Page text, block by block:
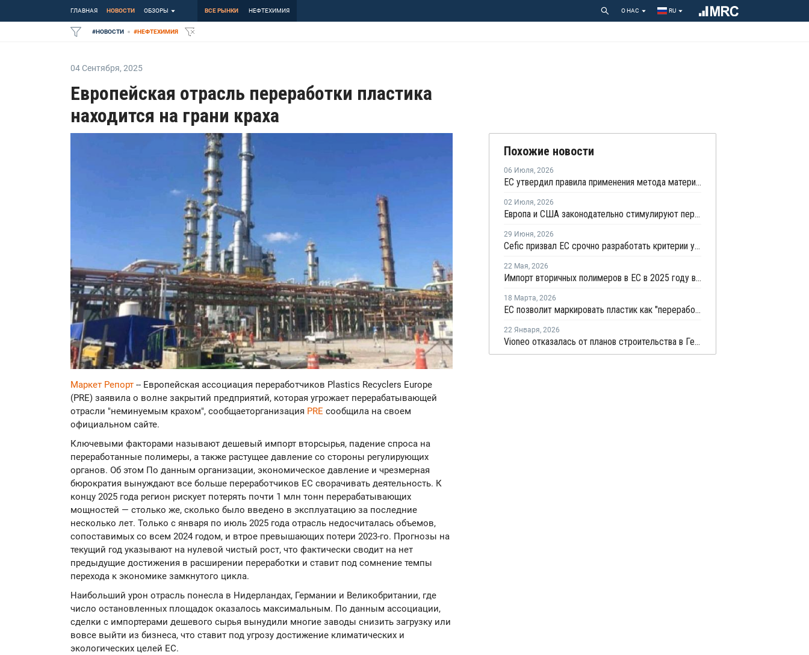
ГЛАВНАЯ НОВОСТИ ОБЗОРЫ ВСЕ РЫНКИ НЕФТЕХИМИЯ О НАС RU
#НОВОСТИ #НЕФТЕХИМИЯ
04 Сентября, 2025
Европейская отрасль переработки пластика
находится на грани краха
Маркет Репорт -- Европейская ассоциация переработчиков Plastics Recyclers Europe
(PRE) заявила о волне закрытий предприятий, которая угрожает перерабатывающей
отрасли "неминуемым крахом", сообщаеторганизация PRE сообщила на своем
официальном сайте.
Ключевыми факторами называют дешевый импорт вторсырья, падение спроса на
переработанные полимеры, а также растущее давление со стороны регулирующих
органов. Об этом По данным организации, экономическое давление и чрезмерная
бюрократия вынуждают все больше переработчиков ЕС сворачивать деятельность. К
концу 2025 года регион рискует потерять почти 1 млн тонн перерабатывающих
мощностей — столько же, сколько было введено в эксплуатацию за последние
несколько лет. Только с января по июль 2025 года отрасль недосчиталась объемов,
сопоставимых со всем 2024 годом, и втрое превышающих потери 2023-го. Прогнозы на
текущий год указывают на нулевой чистый рост, что фактически сводит на нет
предыдущие достижения в расширении переработки и ставит под сомнение темпы
перехода к экономике замкнутого цикла.
Наибольший урон отрасль понесла в Нидерландах, Германии и Великобритании, где
число остановленных площадок оказалось максимальным. По данным ассоциации,
сделки с импортерами дешевого сырья вынудили многие заводы снизить загрузку или
вовсе выйти из бизнеса, что ставит под угрозу достижение климатических и
экологических целей ЕС.
Похожие новости
06 Июля, 2026
ЕС утвердил правила применения метода материального баланса для химической переработки ПЭТ-бутылок
02 Июля, 2026
Европа и США законодательно стимулируют переработку гибкой пластиковой упаковки
29 Июня, 2026
Сefic призвал ЕС срочно разработать критерии утилизации отходов методом химпереработки
22 Мая, 2026
Импорт вторичных полимеров в ЕС в 2025 году вырос на 3%
18 Марта, 2026
ЕС позволит маркировать пластик как "переработанный" при 2,5% содержании вторичного материала
22 Января, 2026
Vioneo отказалась от планов строительства в Германии завода по выпуску "зеленых" полиолефинов